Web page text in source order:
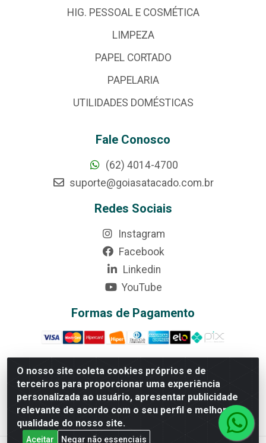
O nosso site coleta cookies próprios e de
terceiros para proporcionar uma experiência
personalizada ao usuário, apresentar publicidade
relevante de acordo com o seu perfil e melhorar a
qualidade do nosso site.
Aceitar Negar não essenciais
HIG. PESSOAL E COSMÉTICA
LIMPEZA
PAPEL CORTADO
PAPELARIA
UTILIDADES DOMÉSTICAS
Fale Conosco
(62) 4014-4700
suporte@goiasatacado.com.br
Redes Sociais
Instagram
Facebook
Linkedin
YouTube
Formas de Pagamento
Rede Brasil - Avenida Universitária, nº 3860, Jardim das
Américas II Etapa - Anápolis/GO - CEP 75070-415 - CNPJ
07.728.073/0002-24